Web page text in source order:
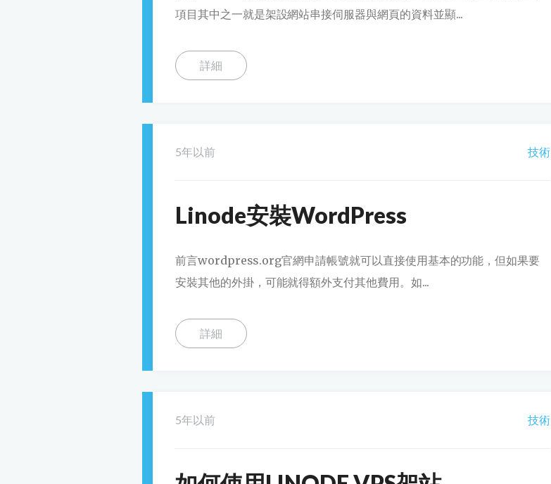
項目其中之一就是架設網站串接伺服器與網頁的資料並顯...
詳細
5年以前 技術
Linode安裝WordPress
前言wordpress.org官網申請帳號就可以直接使用基本的功能，但如果要
安裝其他的外掛，可能就得額外支付其他費用。如...
詳細
5年以前 技術